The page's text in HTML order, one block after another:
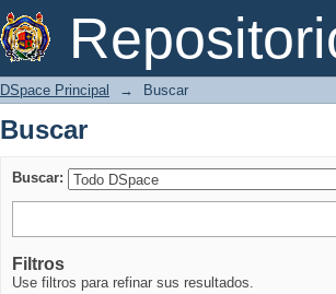
Buscar
DSpace Principal → Buscar
Buscar
Buscar:
Filtros
Use filtros para refinar sus resultados.